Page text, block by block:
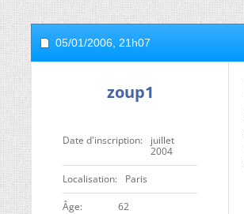
05/01/2006, 21h07
zoup1
Date d'inscription
juillet
2004
Localisation Paris
ge 62